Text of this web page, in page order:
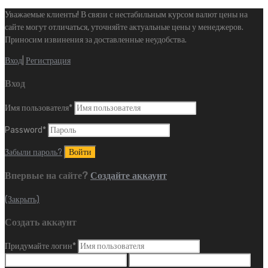
Уважаемые клиенты! В связи с нестабильным курсом валют цены на
сайте могут отличаться, уточняйте актуальные цены у менеджеров.
Приносим извинения за доставленные неудобства.
Вход Регистрация
Вход
Имя пользователя*
Password*
Забыли пароль?
Впервые на сайте? Создайте аккаунт
(Закрыть)
Создать аккаунт
Придумайте логин*